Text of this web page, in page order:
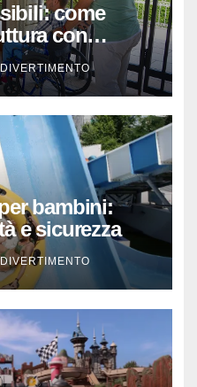
come
con
a rotelle
bambini:
e sicurezza